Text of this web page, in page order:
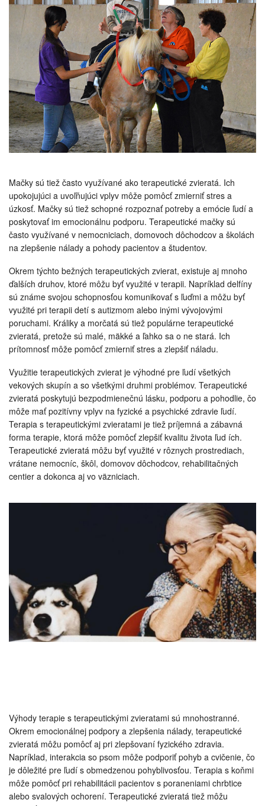
Mačky sú tiež často využívané ako terapeutické zvieratá. Ich
upokojujúci a uvoľňujúci vplyv môže pomôcť zmierniť stres a
úzkosť. Mačky sú tiež schopné rozpoznať potreby a emócie ľudí a
poskytovať im emocionálnu podporu. Terapeutické mačky sú
často využívané v nemocniciach, domovoch dôchodcov a školách
na zlepšenie nálady a pohody pacientov a študentov.
Okrem týchto bežných terapeutických zvierat, existuje aj mnoho
ďalších druhov, ktoré môžu byť využité v terapii. Napríklad delfíny
sú známe svojou schopnosťou komunikovať s ľuďmi a môžu byť
využité pri terapii detí s autizmom alebo inými vývojovými
poruchami. Králiky a morčatá sú tiež populárne terapeutické
zvieratá, pretože sú malé, mäkké a ľahko sa o ne stará. Ich
prítomnosť môže pomôcť zmierniť stres a zlepšiť náladu.
Využitie terapeutických zvierat je výhodné pre ľudí všetkých
vekových skupín a so všetkými druhmi problémov. Terapeutické
zvieratá poskytujú bezpodmienečnú lásku, podporu a pohodlie, čo
môže mať pozitívny vplyv na fyzické a psychické zdravie ľudí.
Terapia s terapeutickými zvieratami je tiež príjemná a zábavná
forma terapie, ktorá môže pomôcť zlepšiť kvalitu života ľud ích.
Terapeutické zvieratá môžu byť využité v rôznych prostrediach,
vrátane nemocníc, škôl, domovov dôchodcov, rehabilitačných
centier a dokonca aj vo väzniciach.
Výhody terapie s terapeutickými zvieratami sú mnohostranné.
Okrem emocionálnej podpory a zlepšenia nálady, terapeutické
zvieratá môžu pomôcť aj pri zlepšovaní fyzického zdravia.
Napríklad, interakcia so psom môže podporiť pohyb a cvičenie, čo
je dôležité pre ľudí s obmedzenou pohyblivosťou. Terapia s koňmi
môže pomôcť pri rehabilitácii pacientov s poraneniami chrbtice
alebo svalových ochorení. Terapeutické zvieratá tiež môžu